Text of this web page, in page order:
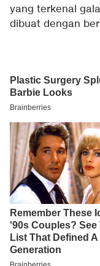
yang terkenal
dibuat dengan